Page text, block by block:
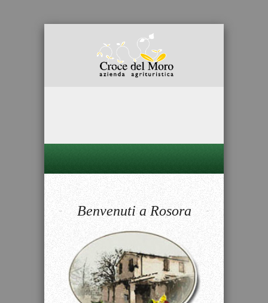
Benvenuti a Rosora